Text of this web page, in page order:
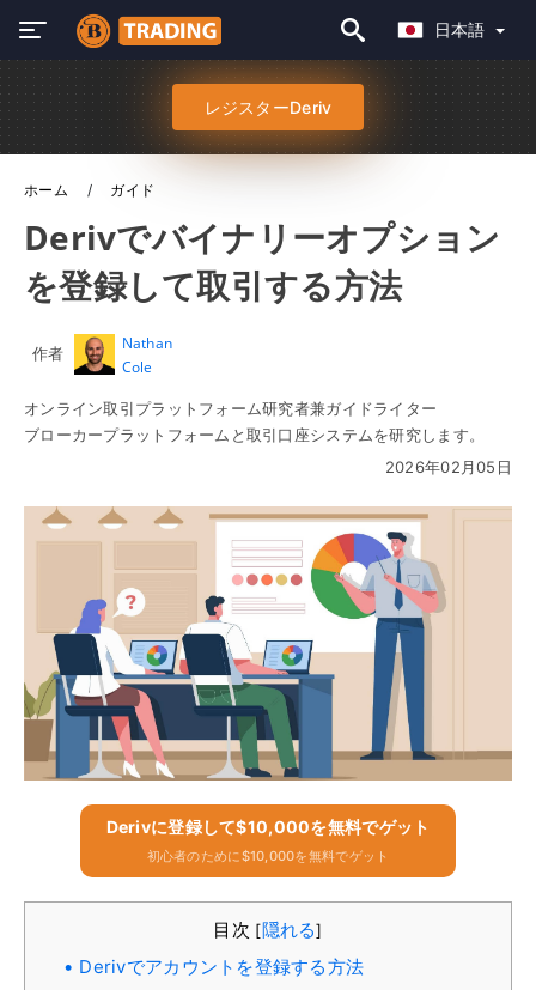
日本語
レジスターDeriv
ホーム ガイド
Derivでバイナリーオプション
を登録して取引する方法
作者
Nathan
Cole
オンライン取引プラットフォーム研究者兼ガイドライター
ブローカープラットフォームと取引口座システムを研究します。
2026年02月05日
Derivに​​登録して$10,000を無料でゲット
初心者のために$10,000を無料でゲット
目次 [隠れる]
Derivでアカウントを登録する方法